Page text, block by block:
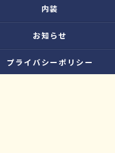
内装
お知らせ
プライバシーポリシー